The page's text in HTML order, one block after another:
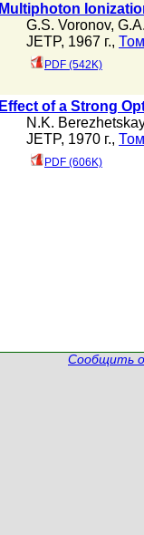
Multiphoton
G.S. Voronov,
JETP, 1967 г.,
PDF (542K)
Effect of a Strong
N.K.
JETP, 1970 г.,
PDF (606K)
Сообщить о